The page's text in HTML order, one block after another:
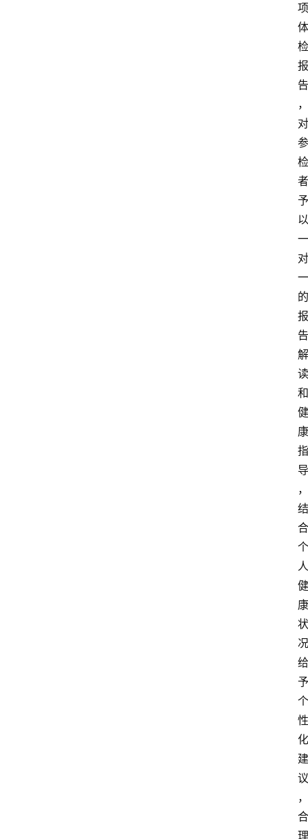
项
体
检
报
告
，
对
参
检
者
予
以
一
对
一
的
报
告
解
读
和
健
康
指
导
，
结
合
个
人
健
康
状
况
给
予
个
性
化
建
议
，
合
理